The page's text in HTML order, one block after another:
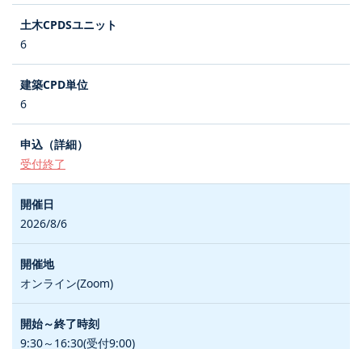
6
6
受付終了
2026/8/6
オンライン(Zoom)
9:30～16:30(受付9:00)